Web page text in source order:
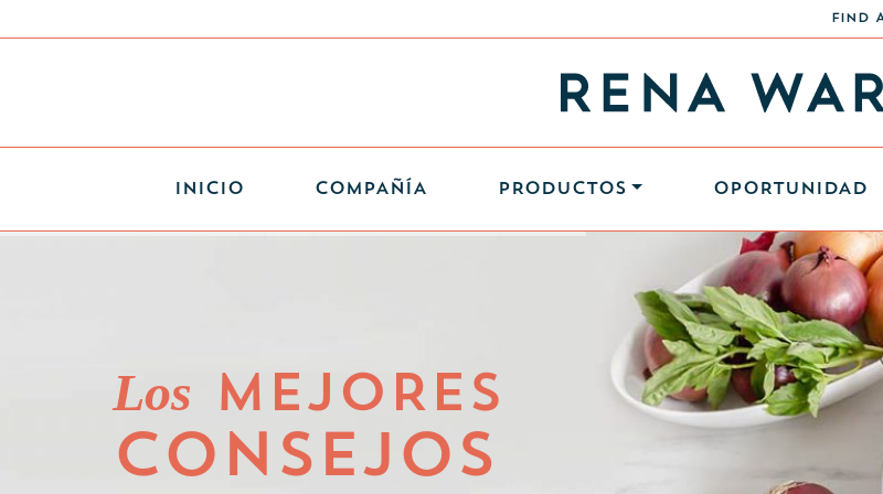
FIND
INICIO COMPAÑÍA PRODUCTOS OPORTUNIDAD
Los MEJORES
CONSEJOS